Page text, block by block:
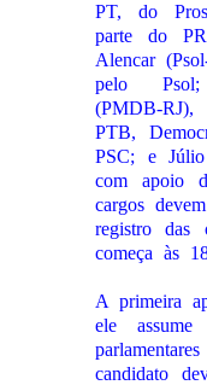
PT, do
parte do
Alencar
pelo
(PMDB-
PTB,
PSC; e
com apoio
cargos
registro das
começa às
A primeira
ele
candidato